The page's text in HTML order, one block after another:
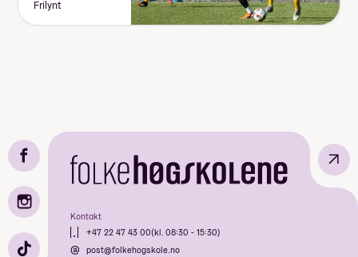
Frilynt
Kontakt
+47 22 47 43 00(kl. 08:30 - 15:30)
post@folkehogskole.no
↗